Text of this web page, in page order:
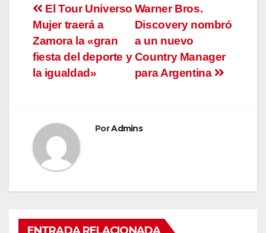
Navegación
de
entradas
Warner Bros.
Discovery nombró
a un nuevo
Country Manager
para Argentina
El Tour Universo
Mujer traerá a
Zamora la «gran
fiesta del deporte y
la igualdad»
PorAdmins
ENTRADA RELACIONADA